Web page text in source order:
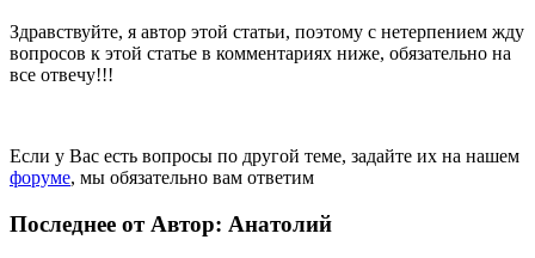
Здравствуйте, я автор этой статьи, поэтому с нетерпением жду
вопросов к этой статье в комментариях ниже, обязательно на
все отвечу!!!
Если у Вас есть вопросы по другой теме, задайте их на нашем
форуме, мы обязательно вам ответим
Последнее от Автор: Анатолий